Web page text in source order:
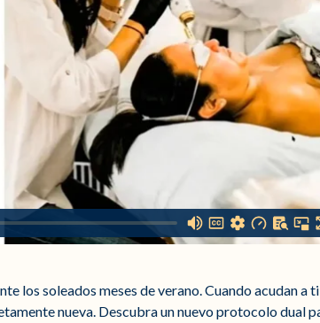
los soleados meses de verano. Cuando acudan a ti
nueva. Descubra un nuevo protocolo dual